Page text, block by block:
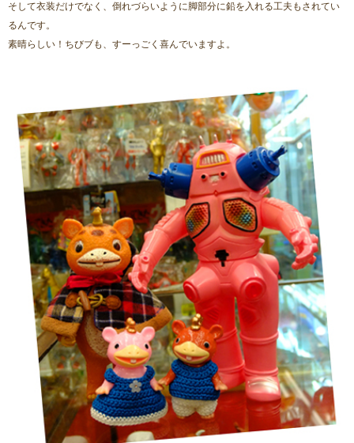
そして衣装だけでなく、倒れづらいように脚部分に鉛を入れる工夫もされてい
るんです。
素晴らしい！ちびブも、すーっごく喜んでいますよ。